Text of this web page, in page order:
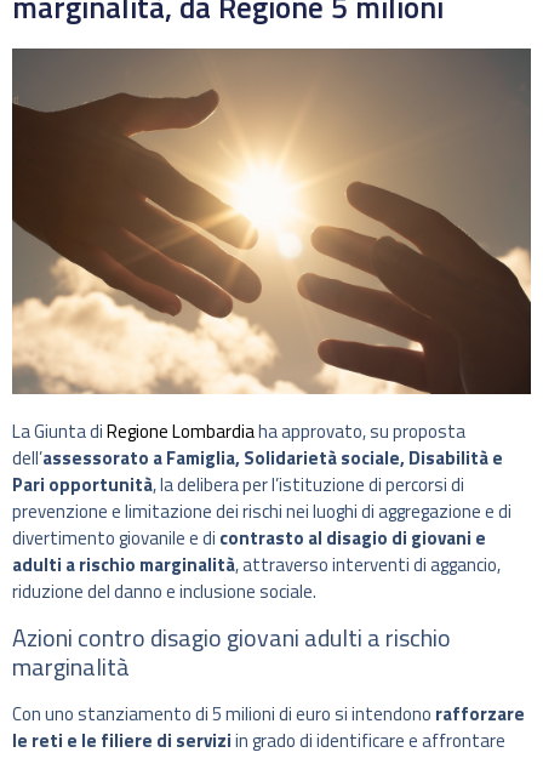
La Giunta diRegione Lombardiaha approvato, su proposta
dell’assessorato a Famiglia, Solidarietà sociale, Disabilità e
Pari opportunità, la delibera per l’istituzione di percorsi di
prevenzione e limitazione dei rischi nei luoghi di aggregazione e di
divertimento giovanile e di contrasto al disagio di giovani e
adulti a rischio marginalità, attraverso interventi di aggancio,
riduzione del danno e inclusione sociale.
Azioni contro disagio giovani adulti a rischio
marginalità
Con uno stanziamento di 5 milioni di euro si intendono rafforzare
le reti e le filiere di serviziin grado di identificare e affrontare